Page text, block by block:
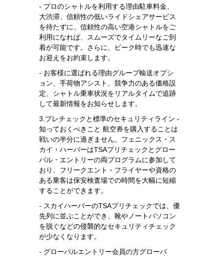
- プロのシャトルを利用する理由駐車料金、
大渋滞、信頼性の低いライドシェアサービス
を待たずに、信頼性の高い空港シャトルをご
利用になれば、スムーズでタイムリーなご到
着が可能です。さらに、ピーク時でも迅速な
お迎えをお約束します。
- お客様に選ばれる理由グループ輸送オプシ
ョン、手荷物アシスト、競争力のある価格設
定、シャトル乗車状況をリアルタイムで追跡
して最新情報をお知らせします。
3.プレチェックと標準のセキュリティライン -
知っておくべきこと 航空券を購入することは
戦いの半分に過ぎません。フェニックス・ス
カイ・ハーバーはTSAプリチェックとグロー
バル・エントリーの両プログラムに参加して
おり、フリークエント・フライヤーや資格の
ある乗客は保安検査場での時間を大幅に短縮
することができます。
- スカイハーバーのTSAプリチェックでは、優
先列に並ぶことができ、靴やノートパソコン
を脱ぐなどの侵襲的なセキュリティチェック
が少なくなります。
- グローバルエントリー会員の方グローバ